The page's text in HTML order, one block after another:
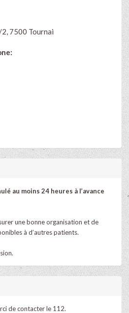
7500 Tournai
au moins 24 heures à l’avance
une bonne organisation et de
à d’autres patients.
de contacter le 112.